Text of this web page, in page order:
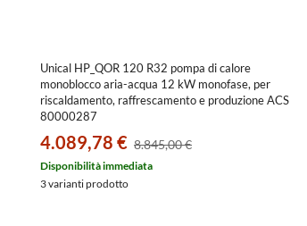
Unical HP_QOR 120 R32 pompa di calore
monoblocco aria-acqua 12 kW monofase, per
riscaldamento, raffrescamento e produzione ACS
80000287
4.089,78 € 8.845,00 €
Disponibilità immediata
3 varianti prodotto